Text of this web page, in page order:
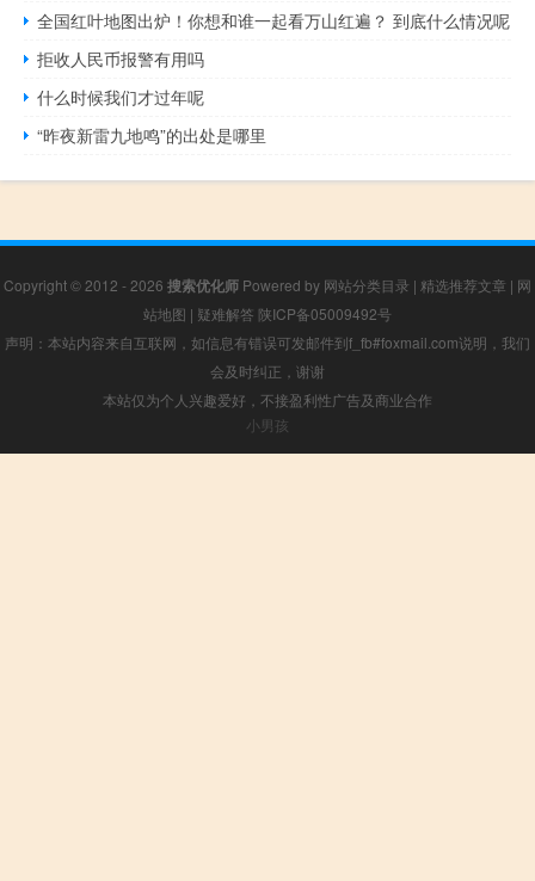
全国红叶地图出炉！你想和谁一起看万山红遍？ 到底什么情况呢
拒收人民币报警有用吗
什么时候我们才过年呢
“昨夜新雷九地鸣”的出处是哪里
Copyright © 2012 - 2026 搜索优化师 Powered by 网站分类目录 | 精选推荐文章 | 网
站地图 | 疑难解答 陕ICP备05009492号
声明：本站内容来自互联网，如信息有错误可发邮件到f_fb#foxmail.com说明，我们
会及时纠正，谢谢
本站仅为个人兴趣爱好，不接盈利性广告及商业合作
小男孩